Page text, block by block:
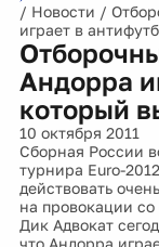
/ Новости /
играет в
Андорра
который
10 октября 2011
Сборная России
турнира Euro-
действовать
на провокации
Дик Адвокат
что Андорра